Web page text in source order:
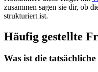
zusammen sagen sie dir, ob
strukturiert ist.
Häufig gestellte
Was ist die